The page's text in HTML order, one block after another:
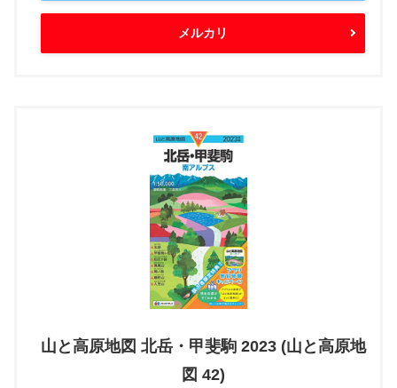
メルカリ
山と高原地図 北岳・甲斐駒 2023 (山と高原地
図 42)